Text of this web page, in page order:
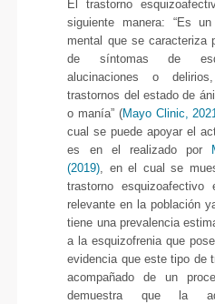
El trastorno
siguiente manera: “Es
mental que se caracteriza
de síntomas de
alucinaciones o
trastornos del estado de
o manía” (Mayo Clinic,
cual se puede apoyar el
es en el realizado por
(2019), en el cual se
trastorno esquizoafectivo
relevante en la población
tiene una prevalencia
a la esquizofrenia que
evidencia que este tipo de
acompañado de un
demuestra que la